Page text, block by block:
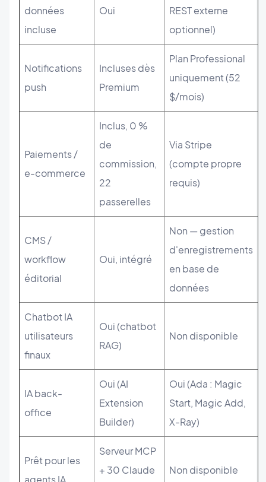
données
incluse
Oui
REST externe
optionnel)
Notifications
push
Incluses dès
Premium
Plan Professional
uniquement (52
$/mois)
Paiements /
e-commerce
Inclus, 0 %
de
commission,
22
passerelles
Via Stripe
(compte propre
requis)
CMS /
workflow
éditorial
Oui, intégré
Non — gestion
d'enregistrements
en base de
données
Chatbot IA
utilisateurs
finaux
Oui (chatbot
RAG)
Non disponible
IA back-
office
Oui (AI
Extension
Builder)
Oui (Ada : Magic
Start, Magic Add,
X-Ray)
Prêt pour les
agents IA
Serveur MCP
+ 30 Claude
Non disponible